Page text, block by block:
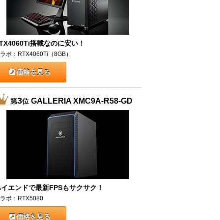
搭載なのに安い！
ボ：RTX4060Ti（8GB）
価格を見る
第3位GALLERIA XMC9A-R58-GD
エンドで最新FPSもサクサク！
ボ：RTX5080
価格を見る